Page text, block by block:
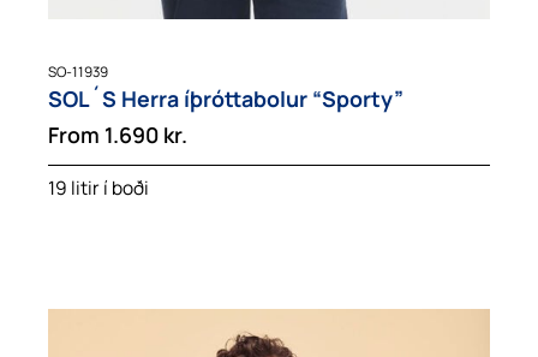
SO-11939
SOL´S Herra íþróttabolur “Sporty”
From 1.690 kr.
19 litir í boði